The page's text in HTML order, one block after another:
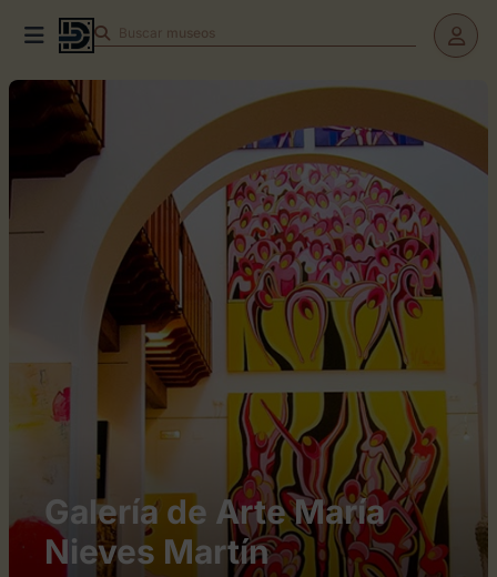
Buscar teatros
Galería de Arte María
Nieves Martín